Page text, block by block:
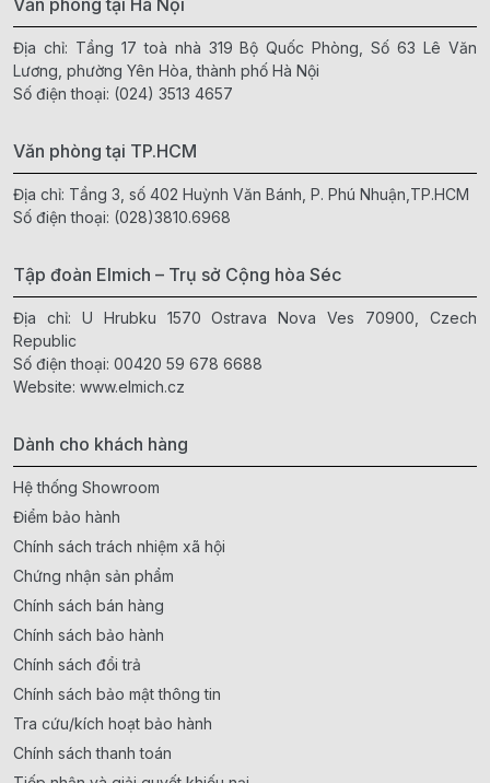
Địa chỉ: Tầng 17 toà nhà 319 Bộ Quốc Phòng, Số 63 Lê Văn
Lương, phường Yên Hòa, thành phố Hà Nội
Số điện thoại: (024) 3513 4657
Văn phòng tại TP.HCM
Địa chỉ: Tầng 3, số 402 Huỳnh Văn Bánh, P. Phú Nhuận,TP.HCM
Số điện thoại: (028)3810.6968
Tập đoàn Elmich – Trụ sở Cộng hòa Séc
Địa chỉ: U Hrubku 1570 Ostrava Nova Ves 70900, Czech
Republic
Số điện thoại: 00420 59 678 6688
Website: www.elmich.cz
Dành cho khách hàng
Hệ thống Showroom
Điểm bảo hành
Chính sách trách nhiệm xã hội
Chứng nhận sản phẩm
Chính sách bán hàng
Chính sách bảo hành
Chính sách đổi trả
Chính sách bảo mật thông tin
Tra cứu/kích hoạt bảo hành
Chính sách thanh toán